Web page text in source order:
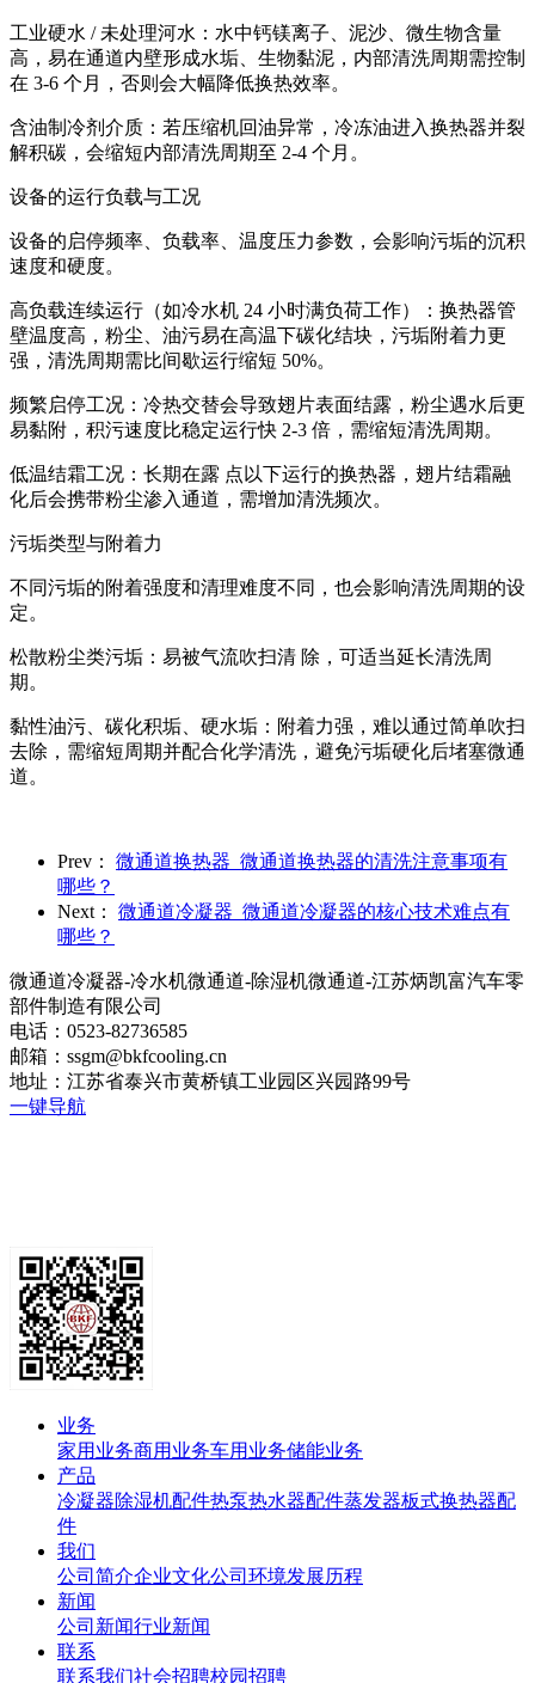
工业硬水 / 未处理河水：水中钙镁离子、泥沙、微生物含量
高，易在通道内壁形成水垢、生物黏泥，内部清洗周期需控制
在 3-6 个月，否则会大幅降低换热效率。
含油制冷剂介质：若压缩机回油异常，冷冻油进入换热器并裂
解积碳，会缩短内部清洗周期至 2-4 个月。
设备的运行负载与工况
设备的启停频率、负载率、温度压力参数，会影响污垢的沉积
速度和硬度。
高负载连续运行（如冷水机 24 小时满负荷工作）：换热器管
壁温度高，粉尘、油污易在高温下碳化结块，污垢附着力更
强，清洗周期需比间歇运行缩短 50%。
频繁启停工况：冷热交替会导致翅片表面结露，粉尘遇水后更
易黏附，积污速度比稳定运行快 2-3 倍，需缩短清洗周期。
低温结霜工况：长期在露 点以下运行的换热器，翅片结霜融
化后会携带粉尘渗入通道，需增加清洗频次。
污垢类型与附着力
不同污垢的附着强度和清理难度不同，也会影响清洗周期的设
定。
松散粉尘类污垢：易被气流吹扫清 除，可适当延长清洗周
期。
黏性油污、碳化积垢、硬水垢：附着力强，难以通过简单吹扫
去除，需缩短周期并配合化学清洗，避免污垢硬化后堵塞微通
道。
Prev：
微通道换热器_微通道换热器的清洗注意事项有
哪些？
Next：
微通道冷凝器_微通道冷凝器的核心技术难点有
哪些？
微通道冷凝器-冷水机微通道-除湿机微通道-江苏炳凯富汽车零
部件制造有限公司
电话：0523-82736585
邮箱：ssgm@bkfcooling.cn
地址：江苏省泰兴市黄桥镇工业园区兴园路99号
一键导航
业务
家用业务商用业务车用业务储能业务
产品
冷凝器除湿机配件热泵热水器配件蒸发器板式换热器配
件
我们
公司简介企业文化公司环境发展历程
新闻
公司新闻行业新闻
联系
联系我们社会招聘校园招聘